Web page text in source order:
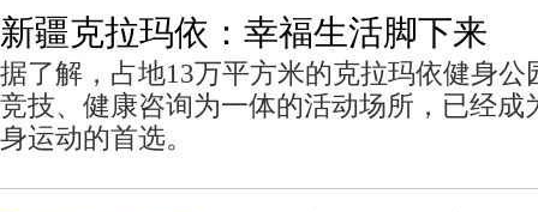
新疆克拉玛依：幸福生活脚下来
据了解，占地13万平方米的克拉玛依健身公
竞技、健康咨询为一体的活动场所，已经成
身运动的首选。